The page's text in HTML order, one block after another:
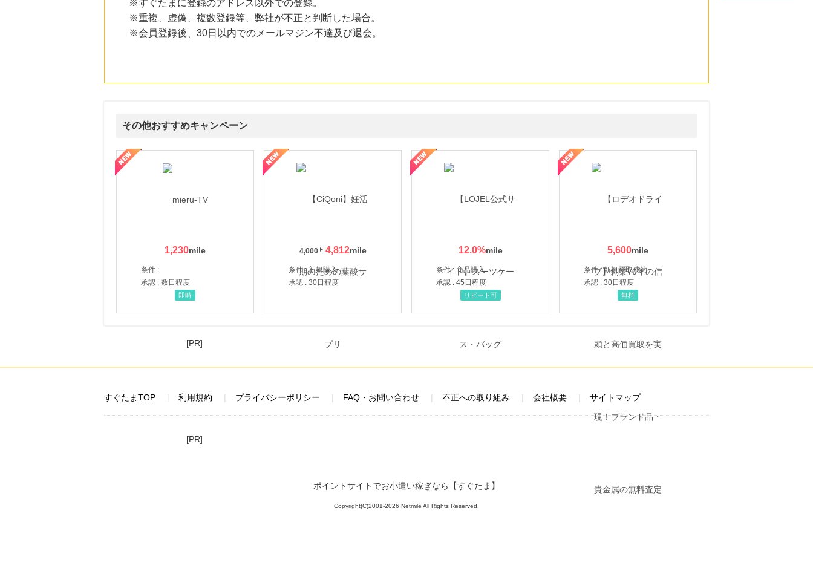
※すぐたまに登録のアドレス以外での登録。
※重複、虚偽、複数登録等、弊社が不正と判断した場合。
※会員登録後、30日以内でのメールマジン不達及び退会。
その他おすすめキャンペーン
1,230
条件 :
承認 : 数日程度
即時
4,000 4,812
条件 : 新規購入
承認 : 30日程度
12.0%
条件 : 商品購入
承認 : 45日程度
【LOJEL公式サイト】スーツケース・バッグ
リピート可
5,600
条件 : 新規買取成約
承認 : 30日程度
【ロデオドライブ】創業70年の信頼と高価買取を実現！ブランド品・貴金属の無料査定
無料
[PR]
すぐたまTOP 利用規約 プライバシーポリシー FAQ・お問い合わせ 不正への取り組み 会社概要 サイトマップ
[PR]
ポイントサイトでお小遣い稼ぎなら【すぐたま】
Copyright(C)2001-2026 Netmile All Rights Reserved.